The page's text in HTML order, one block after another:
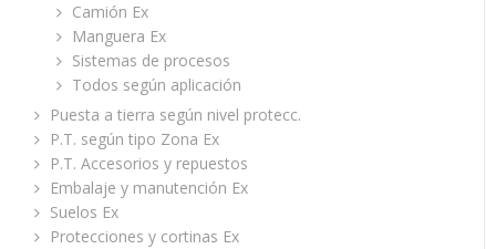
Camión Ex
Manguera Ex
Sistemas de procesos
Todos según aplicación
Puesta a tierra según nivel protecc.
P.T. según tipo Zona Ex
P.T. Accesorios y repuestos
Embalaje y manutención Ex
Suelos Ex
Protecciones y cortinas Ex